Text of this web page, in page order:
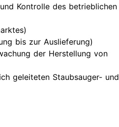
Kontrolle des betrieblichen
bis zur Auslieferung)
der Herstellung von
geleiteten Staubsauger- und